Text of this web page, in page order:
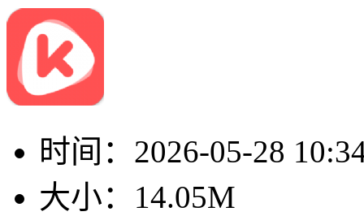
时间： 2026-05-28
大小： 14.05M